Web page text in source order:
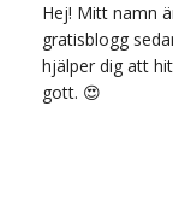
Hej! Mitt namn
gratisblogg
hjälper dig att
gott. 😍